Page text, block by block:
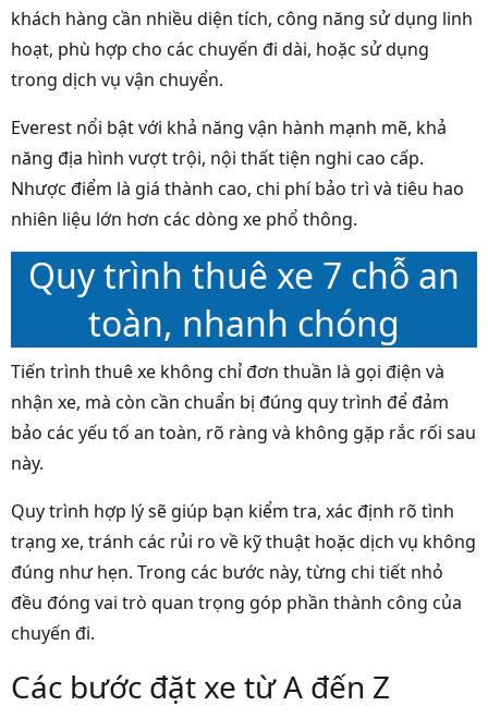
khách hàng cần nhiều diện tích, công năng sử dụng linh
hoạt, phù hợp cho các chuyến đi dài, hoặc sử dụng
trong dịch vụ vận chuyển.
Everest nổi bật với khả năng vận hành mạnh mẽ, khả
năng địa hình vượt trội, nội thất tiện nghi cao cấp.
Nhược điểm là giá thành cao, chi phí bảo trì và tiêu hao
nhiên liệu lớn hơn các dòng xe phổ thông.
Quy trình thuê xe 7 chỗ an
toàn, nhanh chóng
Tiến trình thuê xe không chỉ đơn thuần là gọi điện và
nhận xe, mà còn cần chuẩn bị đúng quy trình để đảm
bảo các yếu tố an toàn, rõ ràng và không gặp rắc rối sau
này.
Quy trình hợp lý sẽ giúp bạn kiểm tra, xác định rõ tình
trạng xe, tránh các rủi ro về kỹ thuật hoặc dịch vụ không
đúng như hẹn. Trong các bước này, từng chi tiết nhỏ
đều đóng vai trò quan trọng góp phần thành công của
chuyến đi.
Các bước đặt xe từ A đến Z